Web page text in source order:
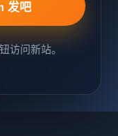
发吧
访问新站。